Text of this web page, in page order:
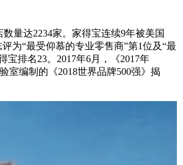
量达2234家。家得宝连续9年被美国
为“最受仰慕的专业零售商”第1位及“最
宝排名23。2017年6月，《2017年
室编制的《2018世界品牌500强》揭